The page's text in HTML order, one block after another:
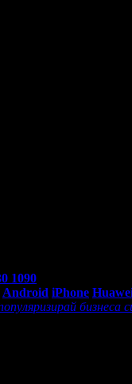
1090
Android iPhone
бизнеса